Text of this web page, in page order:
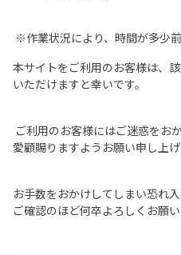
※作業状況により、時間が多少
本サイトをご利用のお客様は、
いただけますと幸いです。
ご利用のお客様にはご迷惑をお
愛顧賜りますようお願い申し上げ
お手数をおかけしてしまい恐れ
ご確認のほど何卒よろしくお願い